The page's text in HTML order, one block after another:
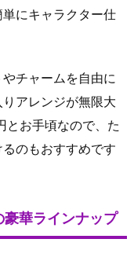
にキャラクター仕
チャームを自由に
アレンジが無限大
とお手頃なので、た
のもおすすめです
華ラインナップ